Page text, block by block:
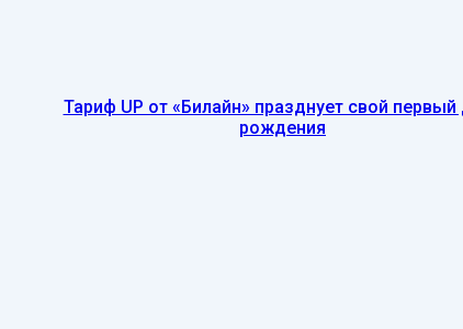
Тариф UP от «Билайн» празднует свой первый
рождения